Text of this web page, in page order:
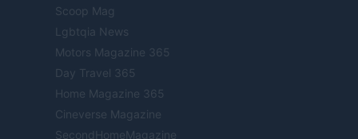
Scoop Mag
Lgbtqia News
Motors Magazine 365
Day Travel 365
Home Magazine 365
Cineverse Magazine
SecondHomeMagazine